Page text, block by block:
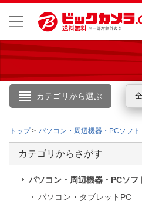
カテゴリから選ぶこんにちは
ロ
トップ パソコン・周辺機器・PCソフト
カテゴリからさがす
パソコン・周辺機器・PCソフ
パソコン・タブレットPC